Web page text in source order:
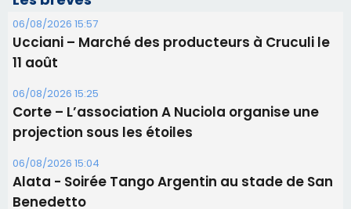
06/08/2026 15:04
Alata - Soirée Tango Argentin au stade de San
Benedetto
05/08/2026 09:53
Biguglia : messe de la Sainte-Marie et
procession le 14 août
31/07/2026 08:24
Tennis - Début ce week-end du tournoi du
RCPV